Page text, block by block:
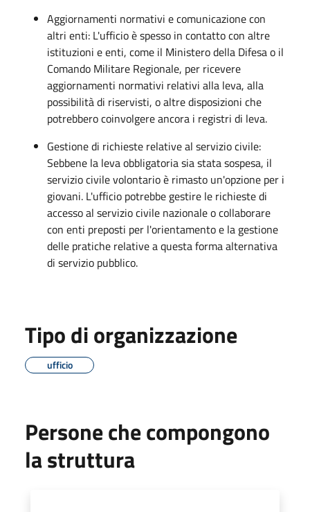
Aggiornamenti normativi e comunicazione con
altri enti: L'ufficio è spesso in contatto con altre
istituzioni e enti, come il Ministero della Difesa o il
Comando Militare Regionale, per ricevere
aggiornamenti normativi relativi alla leva, alla
possibilità di riservisti, o altre disposizioni che
potrebbero coinvolgere ancora i registri di leva.
Gestione di richieste relative al servizio civile:
Sebbene la leva obbligatoria sia stata sospesa, il
servizio civile volontario è rimasto un'opzione per i
giovani. L'ufficio potrebbe gestire le richieste di
accesso al servizio civile nazionale o collaborare
con enti preposti per l'orientamento e la gestione
delle pratiche relative a questa forma alternativa
di servizio pubblico.
Tipo di organizzazione
ufficio
Persone che compongono
la struttura